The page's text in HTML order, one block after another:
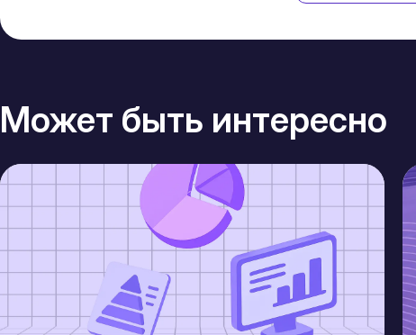
Может быть интересно